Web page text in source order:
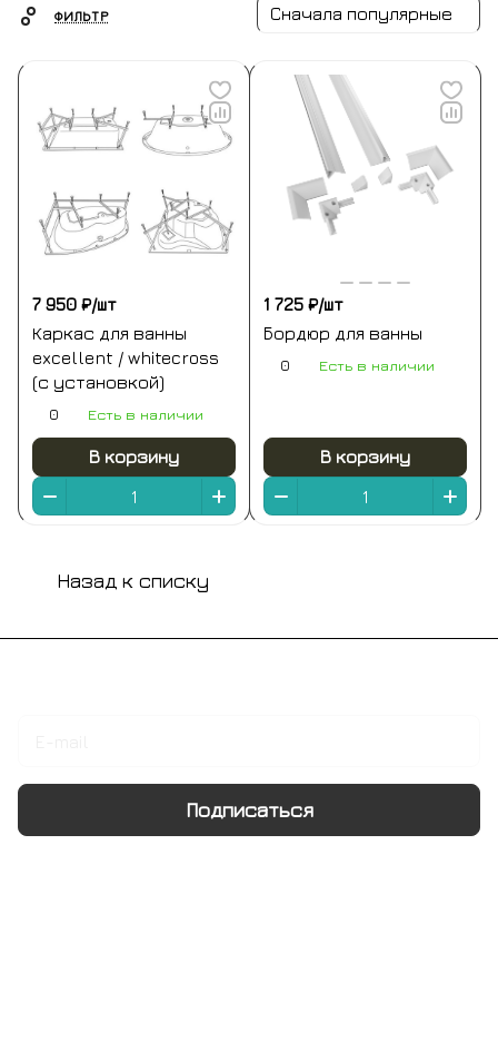
ФИЛЬТР Сначала популярные
7 950 ₽/шт
Каркас для ванны
excellent / whitecross
(с установкой)
0 Есть в наличии
В корзину
1 725 ₽/шт
Бордюр для ванны
0 Есть в наличии
В корзину
Назад к списку
Подписаться